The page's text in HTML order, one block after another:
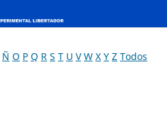
Ñ O P Q R S T U V W X Y Z Todos